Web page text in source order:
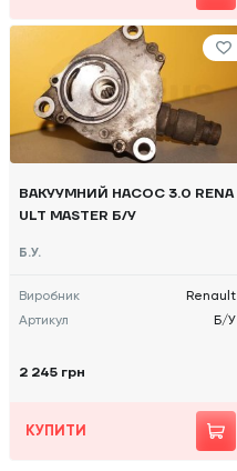
ВАКУУМНИЙ НАСОС 3.0 RENA
ULT MASTER Б/У
Б.У.
Виробник
Renault
Артикул
Б/У
2 245 грн
КУПИТИ